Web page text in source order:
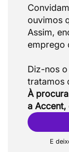
ouvimos
Assim,
emprego
Diz-nos
À
a Accent,
E